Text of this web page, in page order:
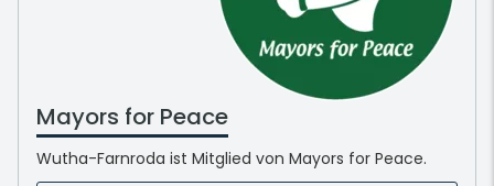
Mayors for Peace
Wutha-Farnroda ist Mitglied von Mayors for Peace.